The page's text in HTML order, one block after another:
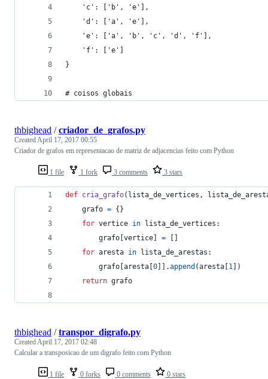
    'c': ['b', 'e'],
    'd': ['a', 'e'],
    'e': ['a', 'b', 'c', 'd', 'f'],
    'f': ['e']
}
# coisos globais
1 file 1 fork 3 comments 3 stars
thbighead /criador_de_grafos.py
CreatedApril 17, 2017 00:55
Criador de grafos em representacao de matriz de adjacencias feito com Python
def cria_grafo( lista_de_vertices ,
grafo = {}
for vertice in lista_de_vertices :
grafo [vertice] = []
for aresta in lista_de_arestas :
grafo [aresta [0]].append (aresta [1])
return grafo
1 file 0 forks 0 comments 0 stars
thbighead /transpor_digrafo.py
CreatedApril 17, 2017 02:48
Calcular a transposicao de um digrafo feito com Python